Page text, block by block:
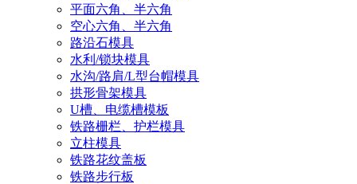
平面六角、半六角
空心六角、半六角
路沿石模具
水利/锁块模具
水沟/路肩/L型台帽模具
拱形骨架模具
U槽、电缆槽模板
铁路栅栏、护栏模具
立柱模具
铁路花纹盖板
铁路步行板